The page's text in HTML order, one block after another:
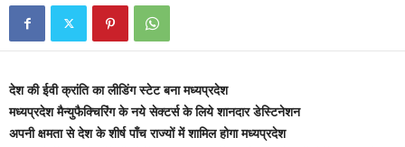
देश की ईवी क्रांति का लीडिंग स्टेट बना मध्यप्रदेश
मध्यप्रदेश मैन्युफैक्चिरिंग के नये सेक्टर्स के लिये शानदार डेस्टिनेशन
अपनी क्षमता से देश के शीर्ष पाँच राज्यों में शामिल होगा मध्यप्रदेश